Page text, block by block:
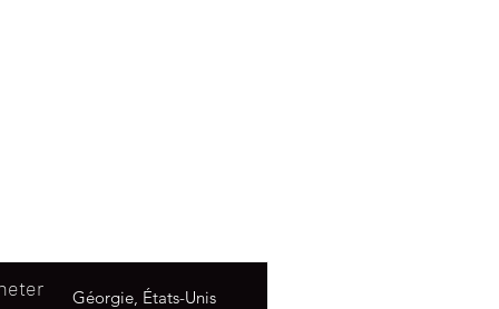
Géorgie, États-Unis